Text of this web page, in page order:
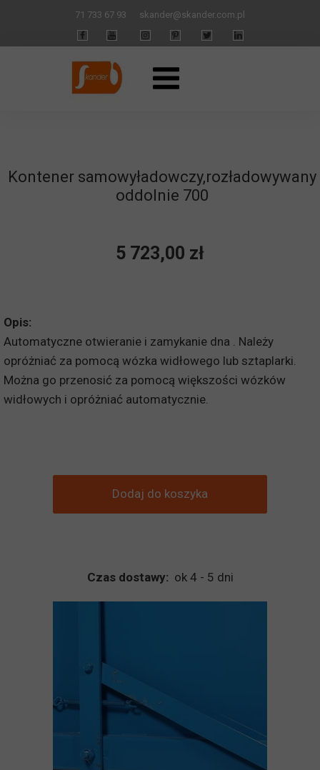
71 733 67 93 skander@skander.com.pl
Kontener samowyładowczy,rozładowywany
oddolnie 700
5 723,00 zł
Opis:
Automatyczne otwieranie i zamykanie dna . Należy
opróżniać za pomocą wózka widłowego lub sztaplarki.
Można go przenosić za pomocą większości wózków
widłowych i opróżniać automatycznie.
Dodaj do koszyka
Czas dostawy: ok 4 - 5 dni